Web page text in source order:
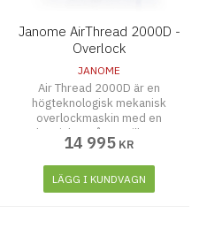
Janome AirThread 2000D -
Overlock
JANOME
Air Thread 2000D är en
högteknologisk mekanisk
overlockmaskin med en
syhastighet på upp till 1 300
stygn per minut. Den är
användarvänlig och har flera
praktiska funktioner, såsom
luftträdning av båda griparna,
14 995 KR
LÄGG I KUNDVAGN